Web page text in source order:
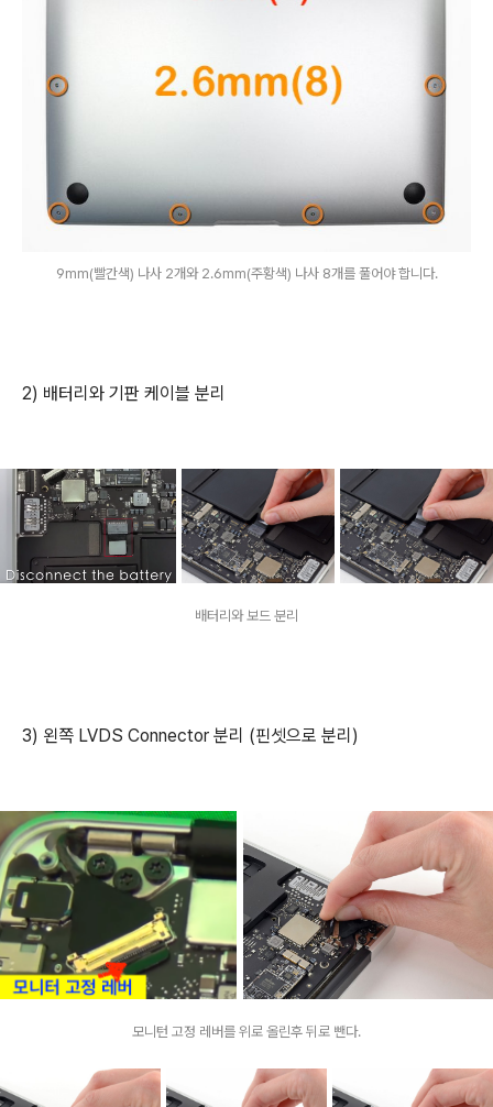
9mm(빨간색) 나사 2개와 2.6mm(주황색) 나사 8개를 풀어야 합니다.
2) 배터리와 기판 케이블 분리
배터리와 보드 분리
3) 왼쪽 LVDS Connector 분리 (핀셋으로 분리)
모니턴 고정 레버를 위로 올린후 뒤로 뺀다.